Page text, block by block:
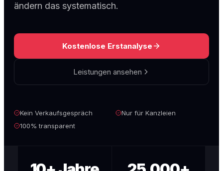
ändern das systematisch.
Kostenlose Erstanalyse
Leistungen ansehen
Kein Verkaufsgespräch
Nur für Kanzleien
100% transparent